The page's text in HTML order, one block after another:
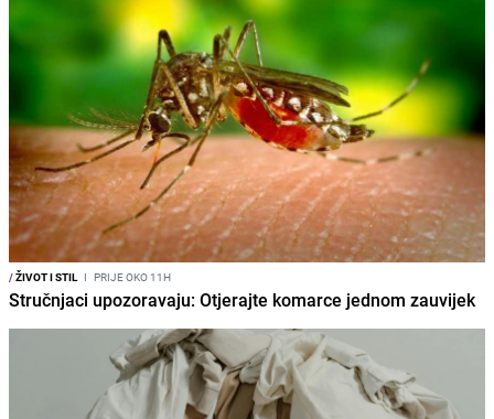
/ŽIVOT I STIL I PRIJE OKO 11H
Stručnjaci upozoravaju: Otjerajte komarce jednom zauvijek